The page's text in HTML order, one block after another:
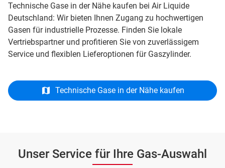
Technische Gase in der Nähe kaufen bei Air Liquide
Deutschland: Wir bieten Ihnen Zugang zu hochwertigen
Gasen für industrielle Prozesse. Finden Sie lokale
Vertriebspartner und profitieren Sie von zuverlässigem
Service und flexiblen Lieferoptionen für Gaszylinder.
Technische Gase in der Nähe kaufen
Unser Service für Ihre Gas-Auswahl